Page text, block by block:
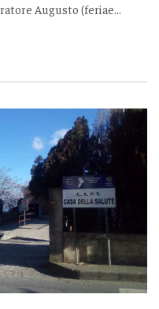
Augusto (feriae...